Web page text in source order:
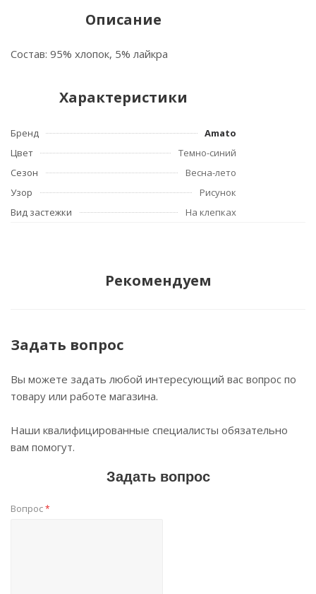
Описание
Состав: 95% хлопок, 5% лайкра
Характеристики
Бренд
Amato
Цвет
Темно-синий
Сезон
Весна-лето
Узор
Рисунок
Вид застежки
На клепках
Рекомендуем
Задать вопрос
Вы можете задать любой интересующий вас вопрос по
товару или работе магазина.
Наши квалифицированные специалисты обязательно
вам помогут.
Задать вопрос
Вопрос*